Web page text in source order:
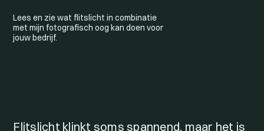
Lees en zie wat flitslicht in combinatie
met mijn fotografisch oog kan doen voor
jouw bedrijf.
Flitslicht klinkt soms spannend, maar het is